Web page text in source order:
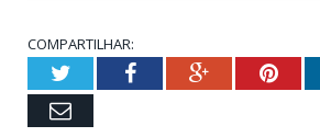
COMPARTILHAR:
TwitterFacebookGoogle+
Email